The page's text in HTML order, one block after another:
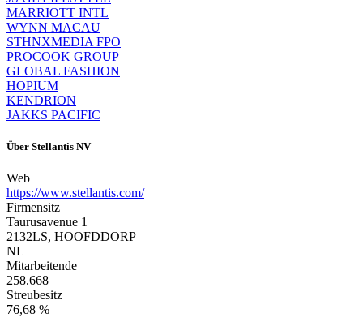
MARRIOTT INTL
WYNN MACAU
STHNXMEDIA FPO
PROCOOK GROUP
GLOBAL FASHION
HOPIUM
KENDRION
JAKKS PACIFIC
Über Stellantis NV
Web
https://www.stellantis.com/
Firmensitz
Taurusavenue 1
2132LS, HOOFDDORP
NL
Mitarbeitende
258.668
Streubesitz
76,68 %